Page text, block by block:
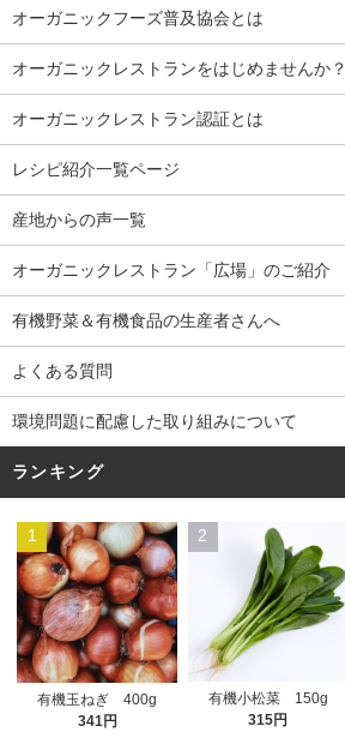
オーガニックフーズ普及協会とは
オーガニックレストランをはじめませんか？
オーガニックレストラン認証とは
レシピ紹介一覧ページ
産地からの声一覧
オーガニックレストラン「広場」のご紹介
有機野菜＆有機食品の生産者さんへ
よくある質問
環境問題に配慮した取り組みについて
ランキング
1
有機玉ねぎ 400g
341円
2
有機小松菜 150g
315円